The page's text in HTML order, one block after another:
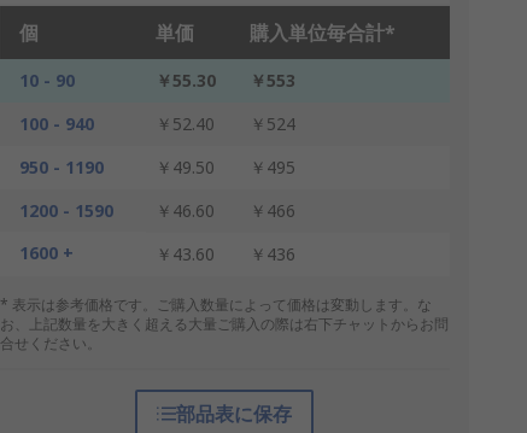
個 単価 購入単位毎合計*
10 - 90 ￥55.30
￥553
100 - 940
￥52.40
￥524
950 - 1190
￥49.50
￥495
1200 - 1590
￥46.60
￥466
1600 +
￥43.60 ￥436
* 表示は参考価格です。ご購入数量によって価格は変動します。な
お、上記数量を大きく超える大量ご購入の際は右下チャットからお問
合せください。
部品表に保存